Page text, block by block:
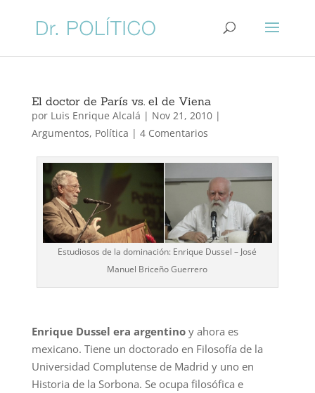
El doctor de París vs. el de Viena
por Luis Enrique Alcalá | Nov 21, 2010|
Argumentos, Política | 4 Comentarios
Estudiosos de la dominación: Enrique Dussel – José
Manuel Briceño Guerrero
Enrique Dussel era argentinoy ahora es
mexicano. Tiene un doctorado en Filosofía de la
Universidad Complutense de Madrid y uno en
Historia de la Sorbona. Se ocupa filosófica e